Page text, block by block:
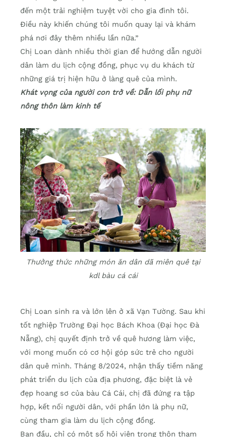
đến một trải nghiệm tuyệt vời cho gia đình tôi.
Điều này khiến chúng tôi muốn quay lại và khám
phá nơi đây thêm nhiều lần nữa.”
Chị Loan dành nhiều thời gian để hướng dẫn người
dân làm du lịch cộng đồng, phục vụ du khách từ
những giá trị hiện hữu ở làng quê của mình.
Khát vọng của người con trở về: Dẫn lối phụ nữ
nông thôn làm kinh tế
Thưởng thức những món ăn dân dã miên quê tại
kdl bàu cá cái
Chị Loan sinh ra và lớn lên ở xã Vạn Tường. Sau khi
tốt nghiệp Trường Đại học Bách Khoa (Đại học Đà
Nẵng), chị quyết định trở về quê hương làm việc,
với mong muốn có cơ hội góp sức trẻ cho người
dân quê mình. Tháng 8/2024, nhận thấy tiềm năng
phát triển du lịch của địa phương, đặc biệt là vẻ
đẹp hoang sơ của bàu Cá Cái, chị đã đứng ra tập
hợp, kết nối người dân, với phần lớn là phụ nữ,
cùng tham gia làm du lịch cộng đồng.
Ban đầu, chỉ có một số hội viên trong thôn tham